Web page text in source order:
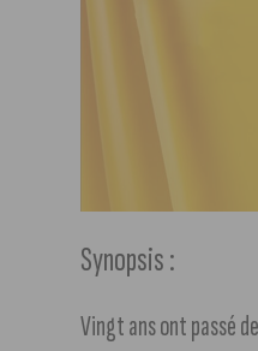
Synopsis :
Vingt ans ont passé